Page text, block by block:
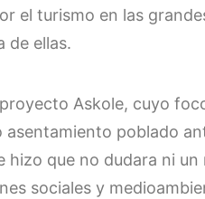
el turismo en las
de ellas.
Askole, cuyo
poblado
hizo que no dudara ni
sociales y